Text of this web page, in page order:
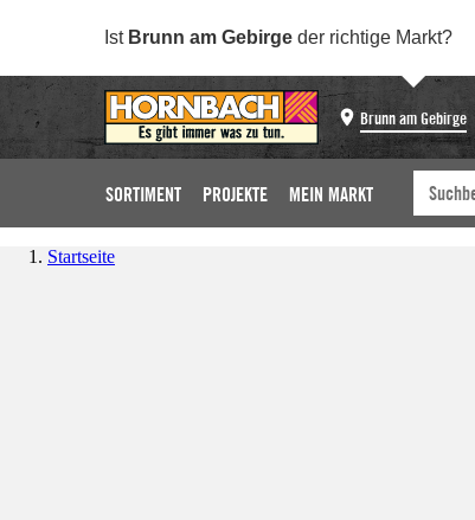
Ist Brunn am Gebirge der richtige Markt?
Brunn am Gebirge
SORTIMENT PROJEKTE MEIN MARKT
Startseite